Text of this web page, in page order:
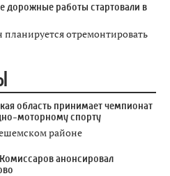
дорожные работы стартовали в
планируется отремонтировать
область принимает чемпионат
моторному спорту
районе
анонсировал